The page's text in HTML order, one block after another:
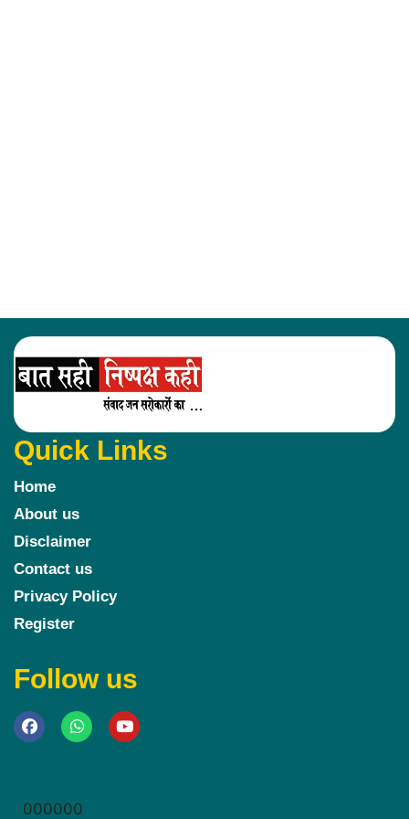
Quick Links
Home
About us
Disclaimer
Contact us
Privacy Policy
Register
Follow us
000000